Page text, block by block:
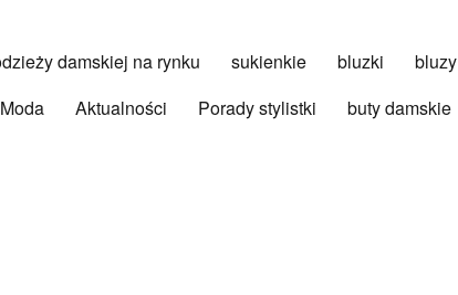
damskiej na rynku sukienkie bluzki bluzy
Moda Aktualności Porady stylistki buty damskie